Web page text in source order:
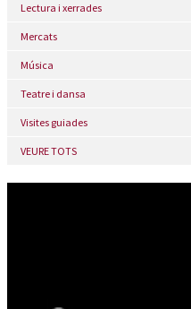
Lectura i xerrades
Mercats
Música
Teatre i dansa
Visites guiades
VEURE TOTS